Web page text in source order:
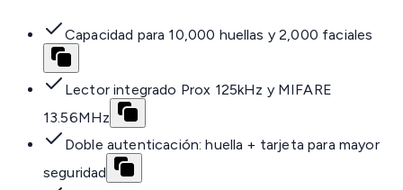
Capacidad para 10,000 huellas y 2,000 faciales
Lector integrado Prox 125kHz y MIFARE
13.56MHz
Doble autenticación: huella + tarjeta para mayor
seguridad